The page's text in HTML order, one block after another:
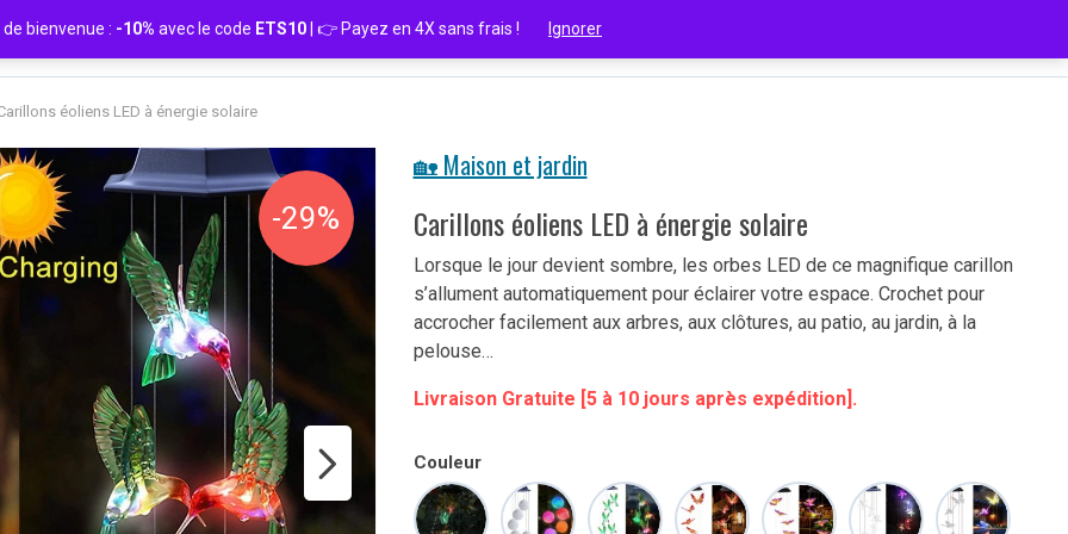
éoliens LED à énergie solaire
-29%
🏡 Maison et jardin
Carillons éoliens LED à énergie solaire
Lorsque le jour devient sombre, les orbes LED de ce magnifique carillon
s’allument automatiquement pour éclairer votre espace. Crochet pour
accrocher facilement aux arbres, aux clôtures, au patio, au jardin, à la
pelouse…
Livraison Gratuite [5 à 10 jours après expédition].
Couleur
bienvenue : -10% avec le code ETS10 | 👉 Payez en 4X sans frais ! Ignorer